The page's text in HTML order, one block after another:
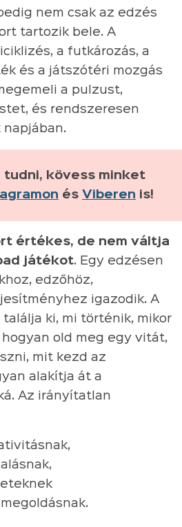
nem csak az edzés
tartozik bele. A
a futkározás, a
és a játszótéri mozgás
a pulzust,
és rendszeresen
napjában.
tudni, kövess minket
és Viberen is!
értékes, de nem váltja
játékot. Egy edzésen
edzőhöz,
igazodik. A
ki, mi történik, mikor
old meg egy vitát,
mit kezd az
alakítja át a
Az irányítatlan